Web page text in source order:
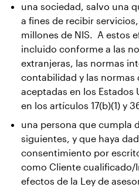
una sociedad, salvo una
a fines de recibir
millones de NIS. A estos
incluido conforme a las
extranjeras, las normas
contabilidad y las normas
aceptadas en los Estados
en los artículos 17(b)(1) y
una persona que cumpla
siguientes, y que haya
consentimiento por
como Cliente cualificado/
efectos de la Ley de